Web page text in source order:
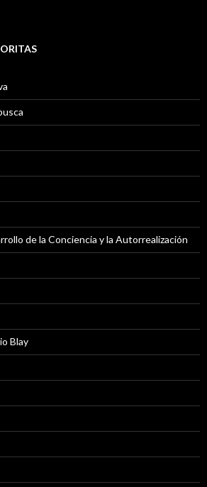
de la Conciencia y la Autorrealización
Blay